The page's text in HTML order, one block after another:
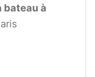
bateau à